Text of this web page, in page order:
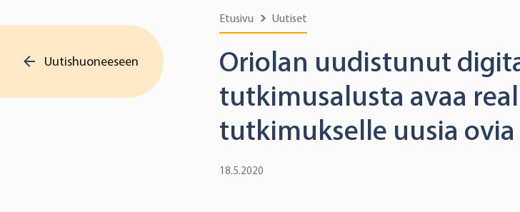
Uutishuoneeseen
Etusivu Uutiset
Oriolan uudistunut
tutkimusalusta avaa
tutkimukselle uusia ovia
18.5.2020